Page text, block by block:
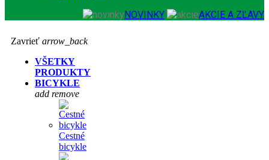
NOVINKY AKCIE A ZĽAVY
Zavrieť arrow_back
VŠETKY
PRODUKTY
BICYKLE
add remove
Cestné
bicykle